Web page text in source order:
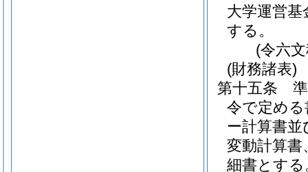
大学運営
する。
(令六
(財務諸表)
第十五条
令で定め
ー計算書
変動計算
細書とする